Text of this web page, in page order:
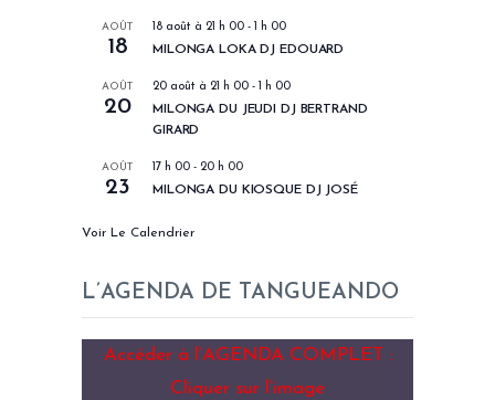
AOÛT
18
18 août à 21 h 00 - 1 h 00
MILONGA LOKA DJ EDOUARD
AOÛT
20
20 août à 21 h 00 - 1 h 00
MILONGA DU JEUDI DJ BERTRAND
GIRARD
AOÛT
23
17 h 00 - 20 h 00
MILONGA DU KIOSQUE DJ JOSÉ
Voir Le Calendrier
L’AGENDA DE TANGUEANDO
Accéder à l’AGENDA COMPLET :
Cliquer sur l’image